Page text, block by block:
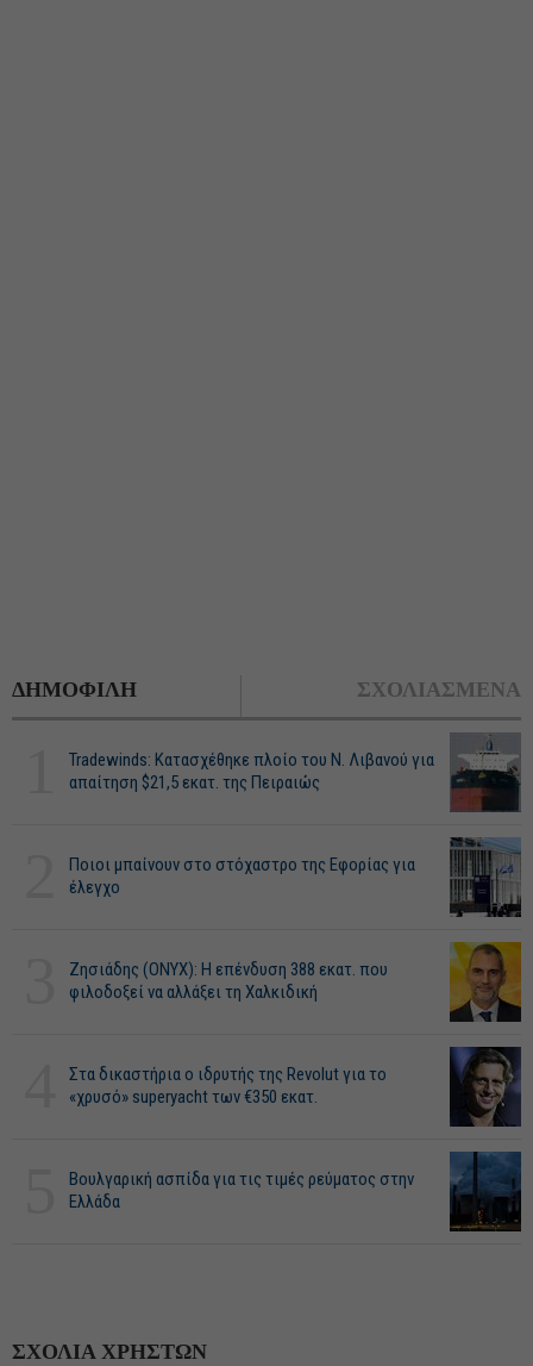
ΔΗΜΟΦΙΛΗ ΣΧΟΛΙΑΣΜΕΝΑ
Tradewinds: Κατασχέθηκε πλοίο του Ν. Λιβανού για
απαίτηση $21,5 εκατ. της Πειραιώς
Ποιοι μπαίνουν στο στόχαστρο της Εφορίας για
έλεγχο
Ζησιάδης (ONYX): Η επένδυση 388 εκατ. που
φιλοδοξεί να αλλάξει τη Χαλκιδική
Στα δικαστήρια ο ιδρυτής της Revolut για το
«χρυσό» superyacht των €350 εκατ.
Βουλγαρική ασπίδα για τις τιμές ρεύματος στην
Ελλάδα
ΣΧΟΛΙΑ ΧΡΗΣΤΩΝ